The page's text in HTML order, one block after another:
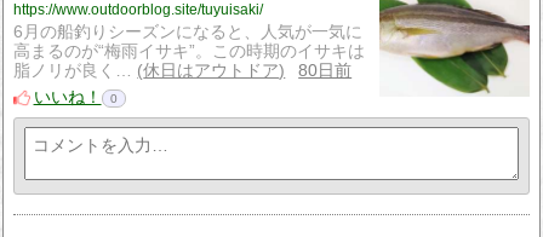
https://www.outdoorblog.site/tuyuisaki/
6月の船釣りシーズンになると、人気が一気に
高まるのが“梅雨イサキ”。この時期のイサキは
脂ノリが良く…
休日はアウトドア
80日前
いいね！
0